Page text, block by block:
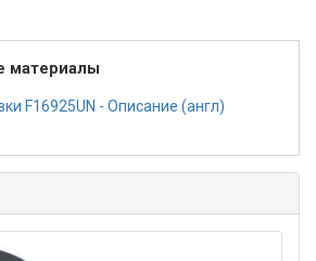
материалы
F16925UN - Описание (англ)